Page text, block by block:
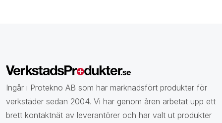
Ingår i Protekno AB som har marknadsfört produkter för
verkstäder sedan 2004. Vi har genom åren arbetat upp ett
brett kontaktnät av leverantörer och har valt ut produkter